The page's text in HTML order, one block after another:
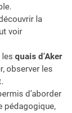
la
voir
les quais d’Aker
observer les
d’aborder
pédagogique,